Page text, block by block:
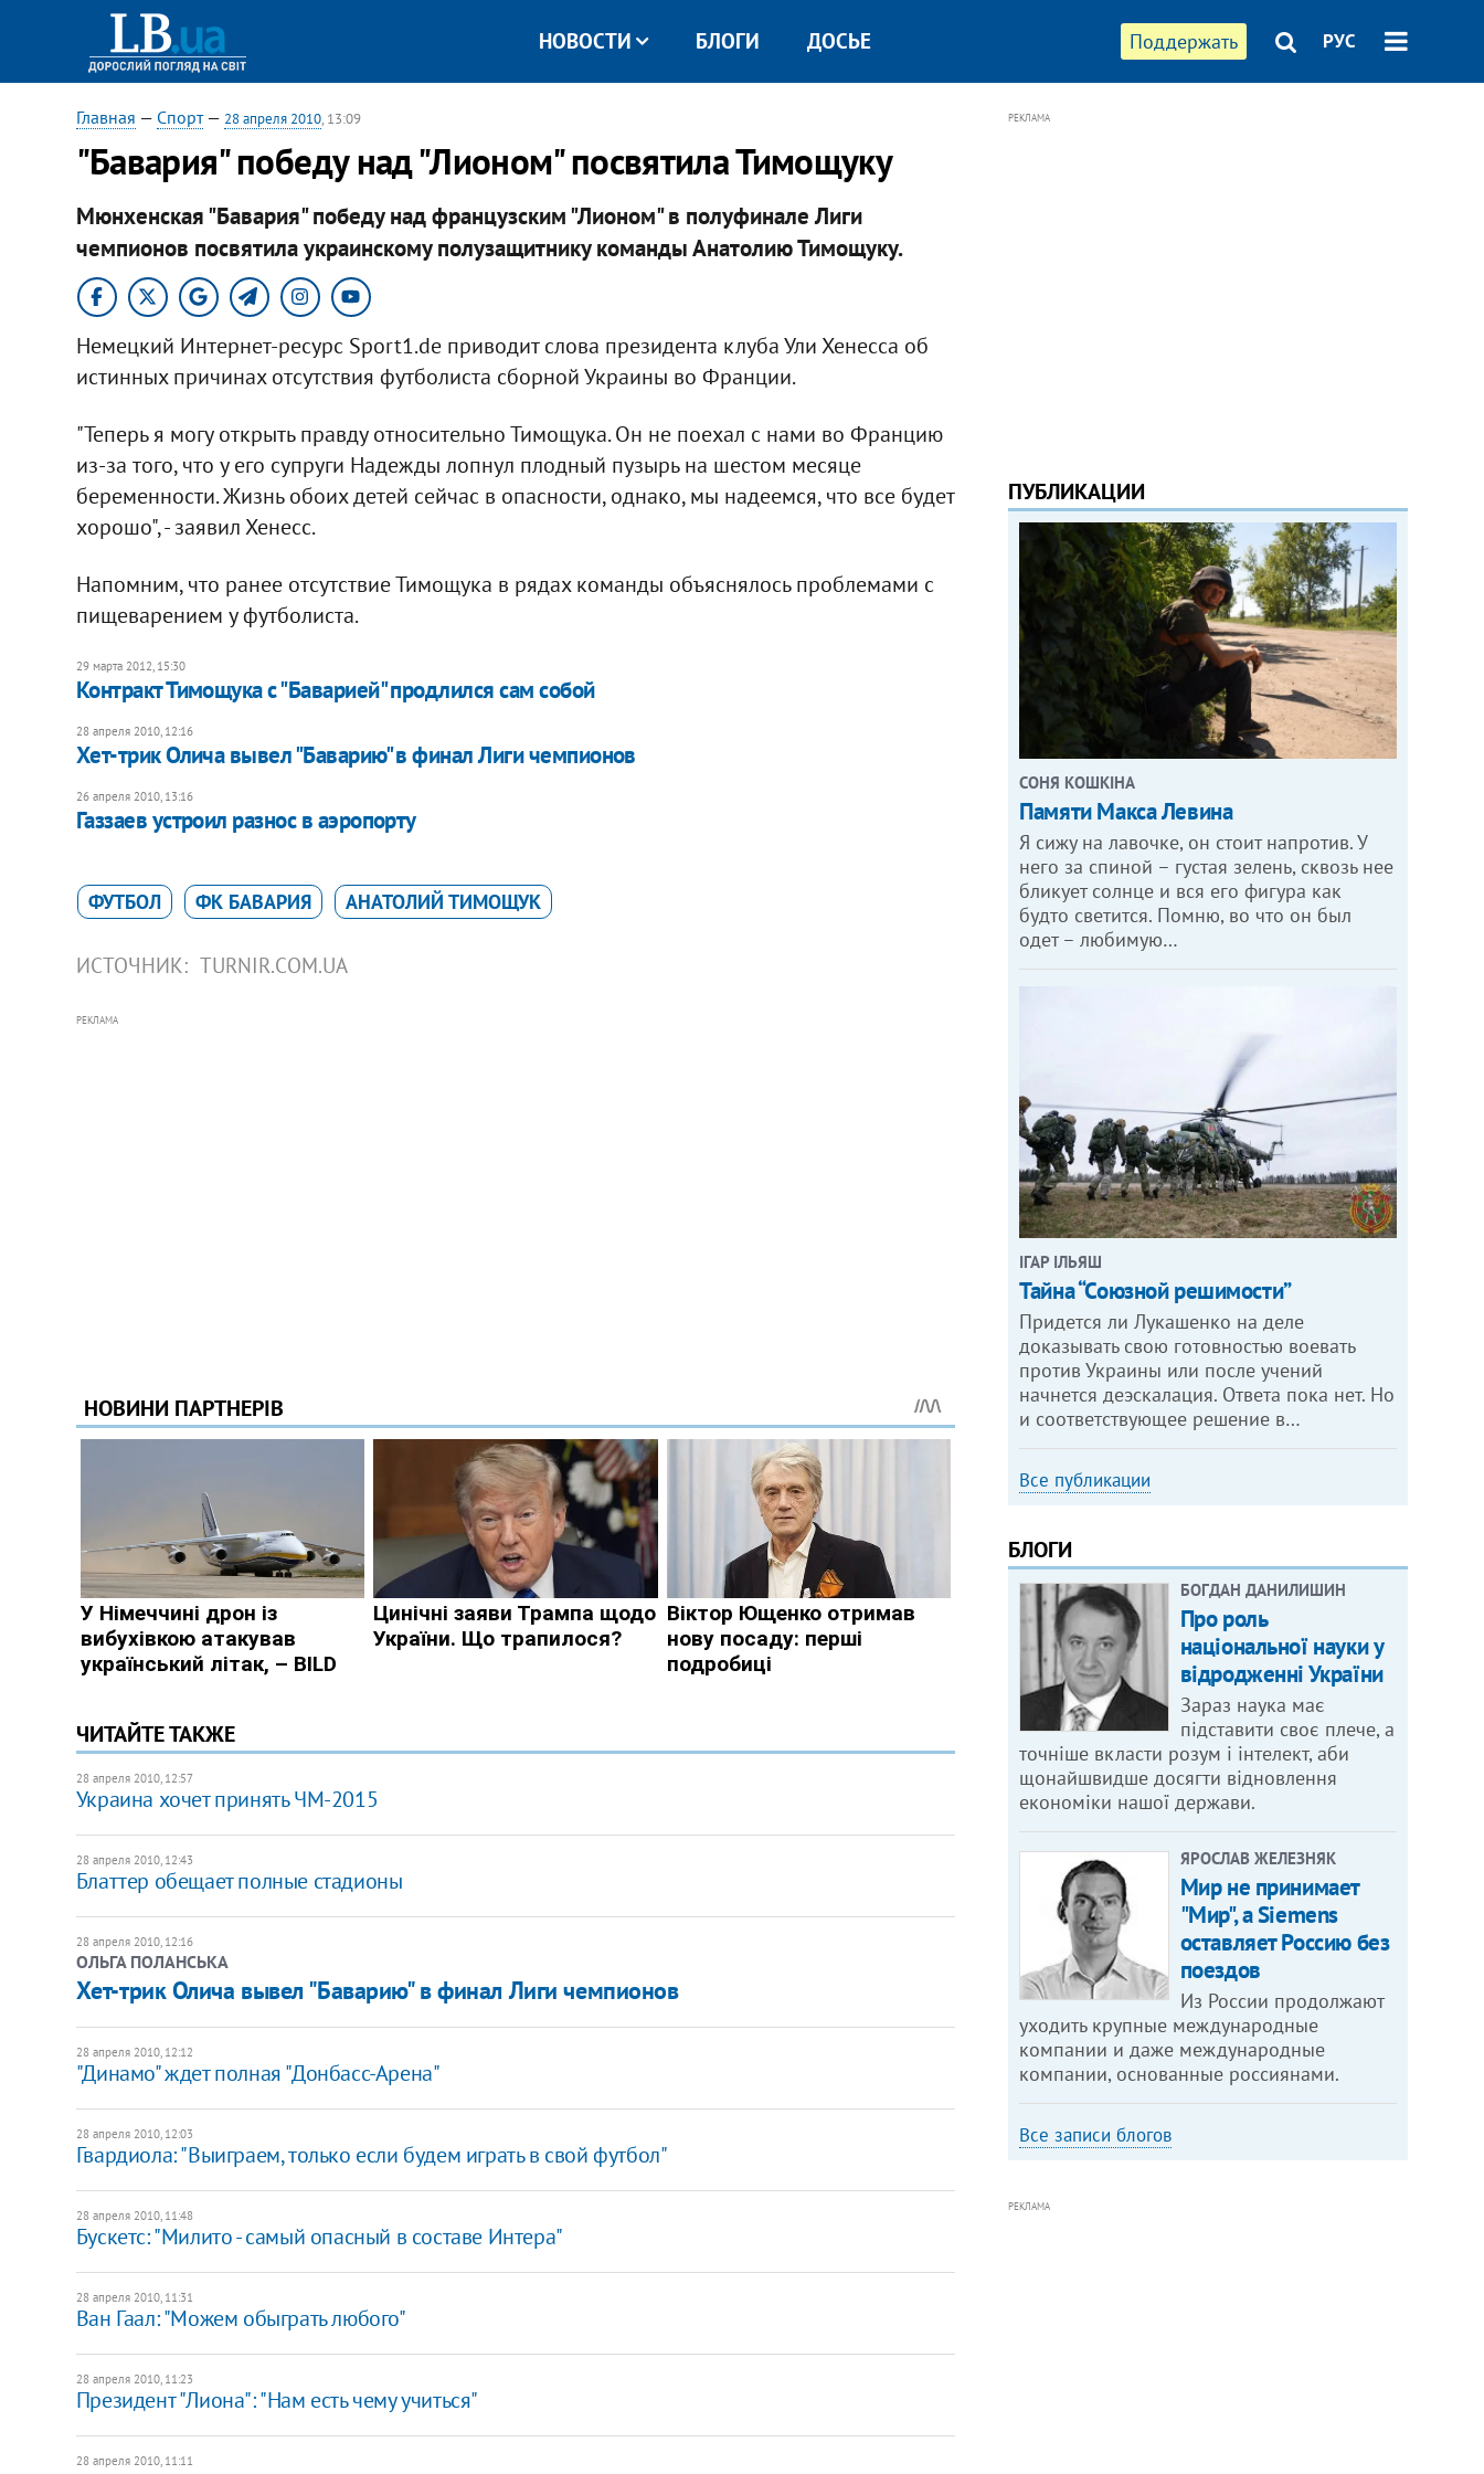
Поддержать РУС
НОВОСТИ БЛОГИ ДОСЬЕ
Главная — Спорт— 28 апреля 2010, 13:09
"Бавария" победу над "Лионом" посвятила Тимощуку
Мюнхенская "Бавария" победу над французским "Лионом" в полуфинале Лиги
чемпионов посвятила украинскому полузащитнику команды Анатолию Тимощуку.
Немецкий Интернет-ресурс Sport1.de приводит слова президента клуба Ули Хенесса об
истинных причинах отсутствия футболиста сборной Украины во Франции.
"Теперь я могу открыть правду относительно Тимощука. Он не поехал с нами во Францию
из-за того, что у его супруги Надежды лопнул плодный пузырь на шестом месяце
беременности. Жизнь обоих детей сейчас в опасности, однако, мы надеемся, что все будет
хорошо", - заявил Хенесс.
Напомним, что ранее отсутствие Тимощука в рядах команды объяснялось проблемами с
пищеварением у футболиста.
29 марта 2012, 15:30
Контракт Тимощука с "Баварией" продлился сам собой
28 апреля 2010, 12:16
Хет-трик Олича вывел "Баварию" в финал Лиги чемпионов
26 апреля 2010, 13:16
Газзаев устроил разнос в аэропорту
ФУТБОЛ ФК БАВАРИЯ АНАТОЛИЙ ТИМОЩУК
ИСТОЧНИК: TURNIR.COM.UA
РЕКЛАМА
ЧИТАЙТЕ ТАКЖЕ
28 апреля 2010, 12:57
Украина хочет принять ЧМ-2015
28 апреля 2010, 12:43
Блаттер обещает полные стадионы
28 апреля 2010, 12:16
ОЛЬГА ПОЛАНСЬКА
Хет-трик Олича вывел "Баварию" в финал Лиги чемпионов
28 апреля 2010, 12:12
"Динамо" ждет полная "Донбасс-Арена"
28 апреля 2010, 12:03
Гвардиола: "Выиграем, только если будем играть в свой футбол"
28 апреля 2010, 11:48
Бускетс: "Милито - самый опасный в составе Интера"
28 апреля 2010, 11:31
Ван Гаал: "Можем обыграть любого"
28 апреля 2010, 11:23
Президент "Лиона": "Нам есть чему учиться"
28 апреля 2010, 11:11
РЕКЛАМА
ПУБЛИКАЦИИ
СОНЯ КОШКІНА
Памяти Макса Левина
Я сижу на лавочке, он стоит напротив. У
него за спиной – густая зелень, сквозь нее
бликует солнце и вся его фигура как
будто светится. Помню, во что он был
одет – любимую…
ІГАР ІЛЬЯШ
Тайна “Союзной решимости”
Придется ли Лукашенко на деле
доказывать свою готовностью воевать
против Украины или после учений
начнется деэскалация. Ответа пока нет. Но
и соответствующее решение в…
Все публикации
БЛОГИ
БОГДАН ДАНИЛИШИН
Про роль
національної науки у
відродженні України
Зараз наука має
підставити своє плече, а
точніше вкласти розум і інтелект, аби
щонайшвидше досягти відновлення
економіки нашої держави.
ЯРОСЛАВ ЖЕЛЕЗНЯК
Мир не принимает
"Мир", а Siemens
оставляет Россию без
поездов
Из России продолжают
уходить крупные международные
компании и даже международные
компании, основанные россиянами.
Все записи блогов
РЕКЛАМА